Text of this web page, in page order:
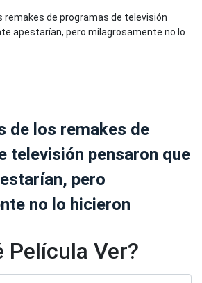
de los remakes de
televisión pensaron que
pero
no lo hicieron
Película Ver?